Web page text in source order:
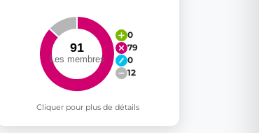
0
79
0
12
Cliquer pour plus de détails